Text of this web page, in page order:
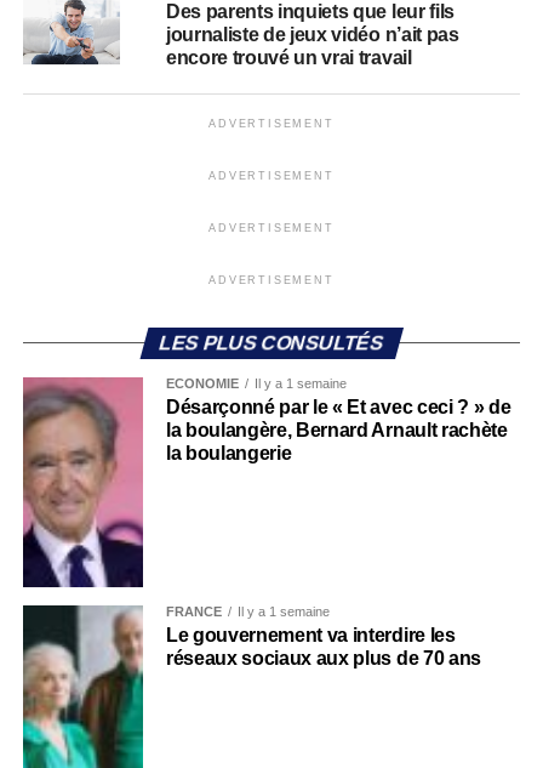
Des parents inquiets que leur fils
journaliste de jeux vidéo n’ait pas
encore trouvé un vrai travail
ADVERTISEMENT
ADVERTISEMENT
ADVERTISEMENT
ADVERTISEMENT
LES PLUS CONSULTÉS
ECONOMIE Il y a 1 semaine
Désarçonné par le « Et avec ceci ? » de
la boulangère, Bernard Arnault rachète
la boulangerie
FRANCE Il y a 1 semaine
Le gouvernement va interdire les
réseaux sociaux aux plus de 70 ans